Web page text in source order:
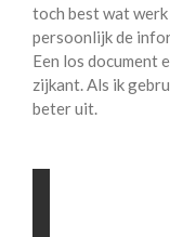
toch best wat werk
persoonlijk de
Een los document
zijkant. Als ik
beter uit.